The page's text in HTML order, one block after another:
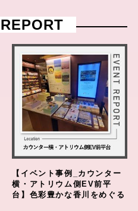
【イベント事例_カウンター
横・アトリウム側EV前平
台】色彩豊かな香川をめぐる